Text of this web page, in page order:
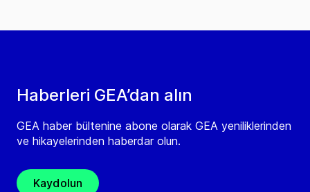
Haberleri GEA’dan alın
GEA haber bültenine abone olarak GEA yeniliklerinden
ve hikayelerinden haberdar olun.
Kaydolun